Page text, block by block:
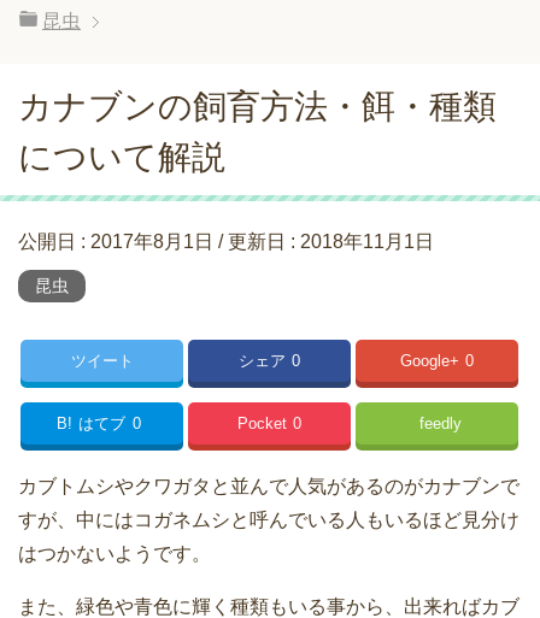
昆虫
カナブンの飼育方法・餌・種類
について解説
公開日 : 2017年8月1日 / 更新日 : 2018年11月1日
昆虫
ツイート シェア 0 Google+ 0
B! はてブ 0 Pocket 0 feedly
カブトムシやクワガタと並んで人気があるのがカナブンで
すが、中にはコガネムシと呼んでいる人もいるほど見分け
はつかないようです。
また、緑色や青色に輝く種類もいる事から、出来ればカブ